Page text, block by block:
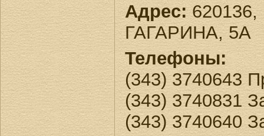
Адрес:620136,
ГАГАРИНА, 5А
Телефоны:
(343) 3740643
(343) 3740831
(343) 3740640